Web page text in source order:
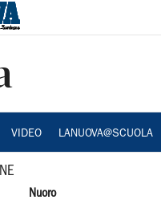
VIDEO LANUOVA@SCUOLA
Nuoro